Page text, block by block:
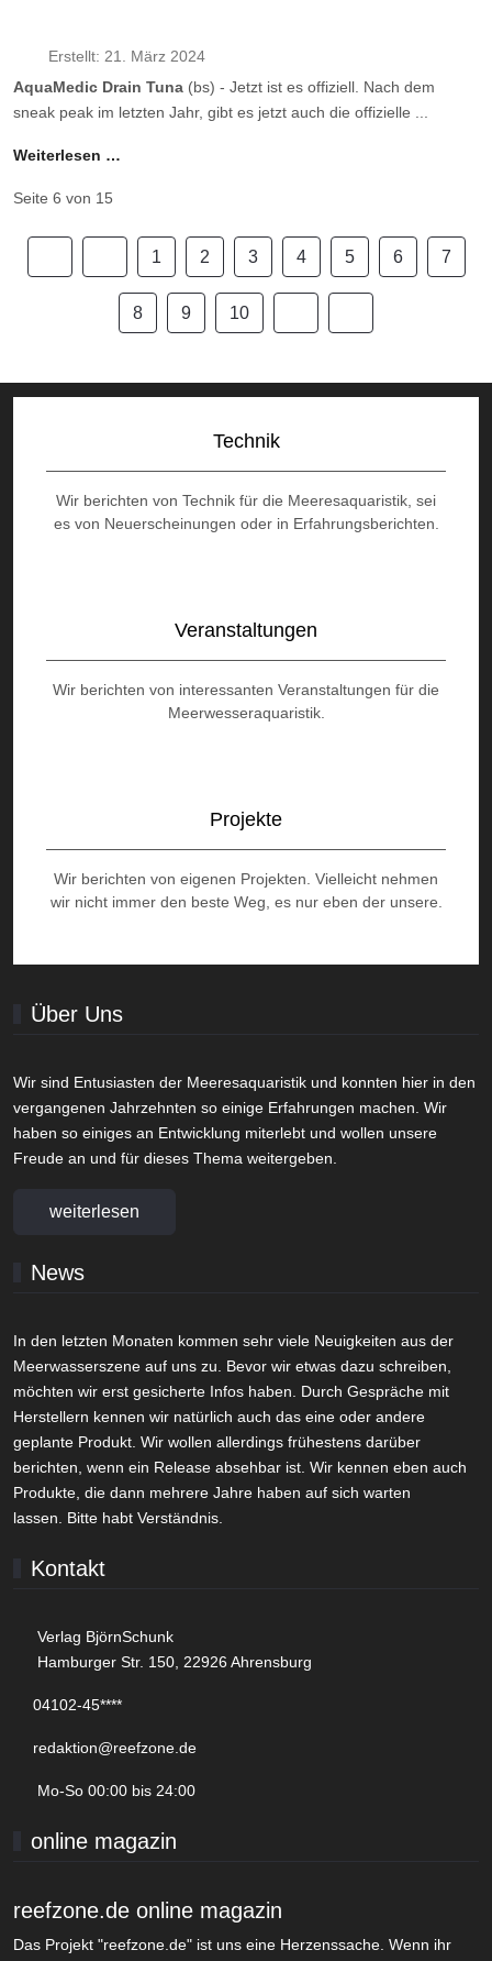
Erstellt: 21. März 2024
AquaMedic Drain Tuna (bs) - Jetzt ist es offiziell. Nach dem
sneak peak im letzten Jahr, gibt es jetzt auch die offizielle ...
Weiterlesen …
Seite 6 von 15
1 2 3 4 5 6 7
8 9 10
Technik
Wir berichten von Technik für die Meeresaquaristik, sei
es von Neuerscheinungen oder in Erfahrungsberichten.
Veranstaltungen
Wir berichten von interessanten Veranstaltungen für die
Meerwesseraquaristik.
Projekte
Wir berichten von eigenen Projekten. Vielleicht nehmen
wir nicht immer den beste Weg, es nur eben der unsere.
Über Uns
Wir sind Entusiasten der Meeresaquaristik und konnten hier in den
vergangenen Jahrzehnten so einige Erfahrungen machen. Wir
haben so einiges an Entwicklung miterlebt und wollen unsere
Freude an und für dieses Thema weitergeben.
weiterlesen
News
In den letzten Monaten kommen sehr viele Neuigkeiten aus der
Meerwasserszene auf uns zu. Bevor wir etwas dazu schreiben,
möchten wir erst gesicherte Infos haben. Durch Gespräche mit
Herstellern kennen wir natürlich auch das eine oder andere
geplante Produkt. Wir wollen allerdings frühestens darüber
berichten, wenn ein Release absehbar ist. Wir kennen eben auch
Produkte, die dann mehrere Jahre haben auf sich warten
lassen. Bitte habt Verständnis.
Kontakt
Verlag BjörnSchunk
Hamburger Str. 150, 22926 Ahrensburg
04102-45****
redaktion@reefzone.de
Mo-So 00:00 bis 24:00
online magazin
reefzone.de online magazin
Das Projekt "reefzone.de" ist uns eine Herzenssache. Wenn ihr